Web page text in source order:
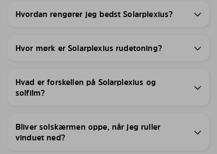
Hvordan rengører jeg bedst Solarplexius?
Hvor mørk er Solarplexius rudetoning?
Hvad er forskellen på Solarplexius og
solfilm?
Bliver solskærmen oppe, når jeg ruller
vinduet ned?